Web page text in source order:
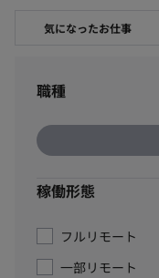
気になったお仕事
職種
稼働形態
フルリモート
一部リモート